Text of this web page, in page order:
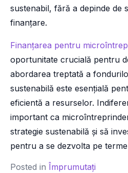
sustenabil, fără a depinde de
finanțare.
Finanțarea pentru
oportunitate crucială pentru
abordarea treptată a
sustenabilă este esențială
eficientă a resurselor.
important ca
strategie sustenabilă și să
pentru a se dezvolta pe
Posted in Împrumutați